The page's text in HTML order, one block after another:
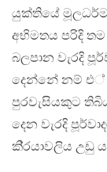
යුක්තියේ
අභිමතය පරිදි
බලපාන වැරදි
දෙන්නේ නම් එ්
පුරවැසියකුට
දෙන වැරදි
කි‍්‍රයාවලිය උඩු